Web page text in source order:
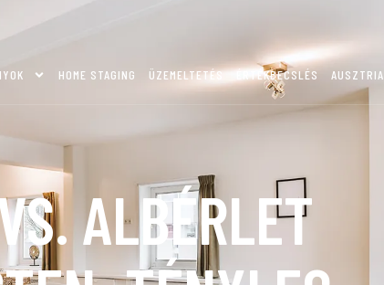
HOME STAGING ÜZEMELTETÉS ÉRTÉKBECSLÉS AUSZTRIA
ALBÉRLET